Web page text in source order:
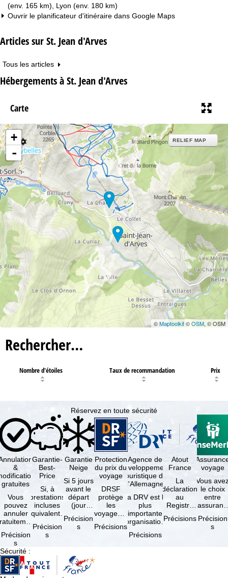
(env. 165 km), Lyon (env. 180 km)
Ouvrir le planificateur d'itinéraire dans Google Maps
Articles sur St. Jean d'Arves
Tous les articles
Hébergements à St. Jean d'Arves
Carte
+
-
RELIEF MAP
©Maptoolkit©OSM, © OSM
Rechercher…
Nombre d'étoiles Taux de recommandation Prix
Réservez en toute sécurité
&
gratuites
Vous
pouvez
annuler
suivant
la
à …
Précision
s
Garantie-
Best-
Price
Si, à
prestations
incluses
équivalentes
réserve de
disponibilités,
Précision
s
Garantie
Neige
Si 5 jours
avant le
départ
(jour
d'arrivée),
tous les
domaines
Précision
s
Protection
du prix du
voyage
DRSF
protège
les
voyageurs
réservent
Précisions
Agence de
développement
touristique de
l'Allemagne
La DRV est la
plus
importante
organisation
professionnels
Précisions
Atout
France
La
déclaration
au
Registre
Opérateurs
Précisions
voyage
Vous
le choix
entre
et
Précision
s
Sécurité :